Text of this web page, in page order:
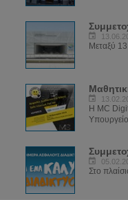
Μεταξύ
Η MC
Στο